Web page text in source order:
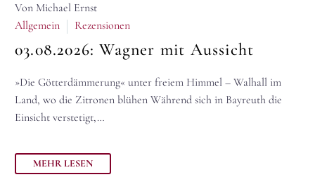
Von Michael Ernst
Allgemein
Rezensionen
03.08.2026:Wagner mit Aussicht
»Die Götterdämmerung« unter freiem Himmel – Walhall im
Land, wo die Zitronen blühen Während sich in Bayreuth die
Einsicht verstetigt,…
MEHR LESEN